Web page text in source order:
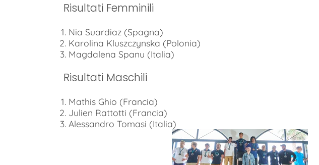
Risultati Femminili
Nia Suardiaz (Spagna)
Karolina Kluszczynska (Polonia)
Magdalena Spanu (Italia)
Risultati Maschili
Mathis Ghio (Francia)
Julien Rattotti (Francia)
Alessandro Tomasi (Italia)